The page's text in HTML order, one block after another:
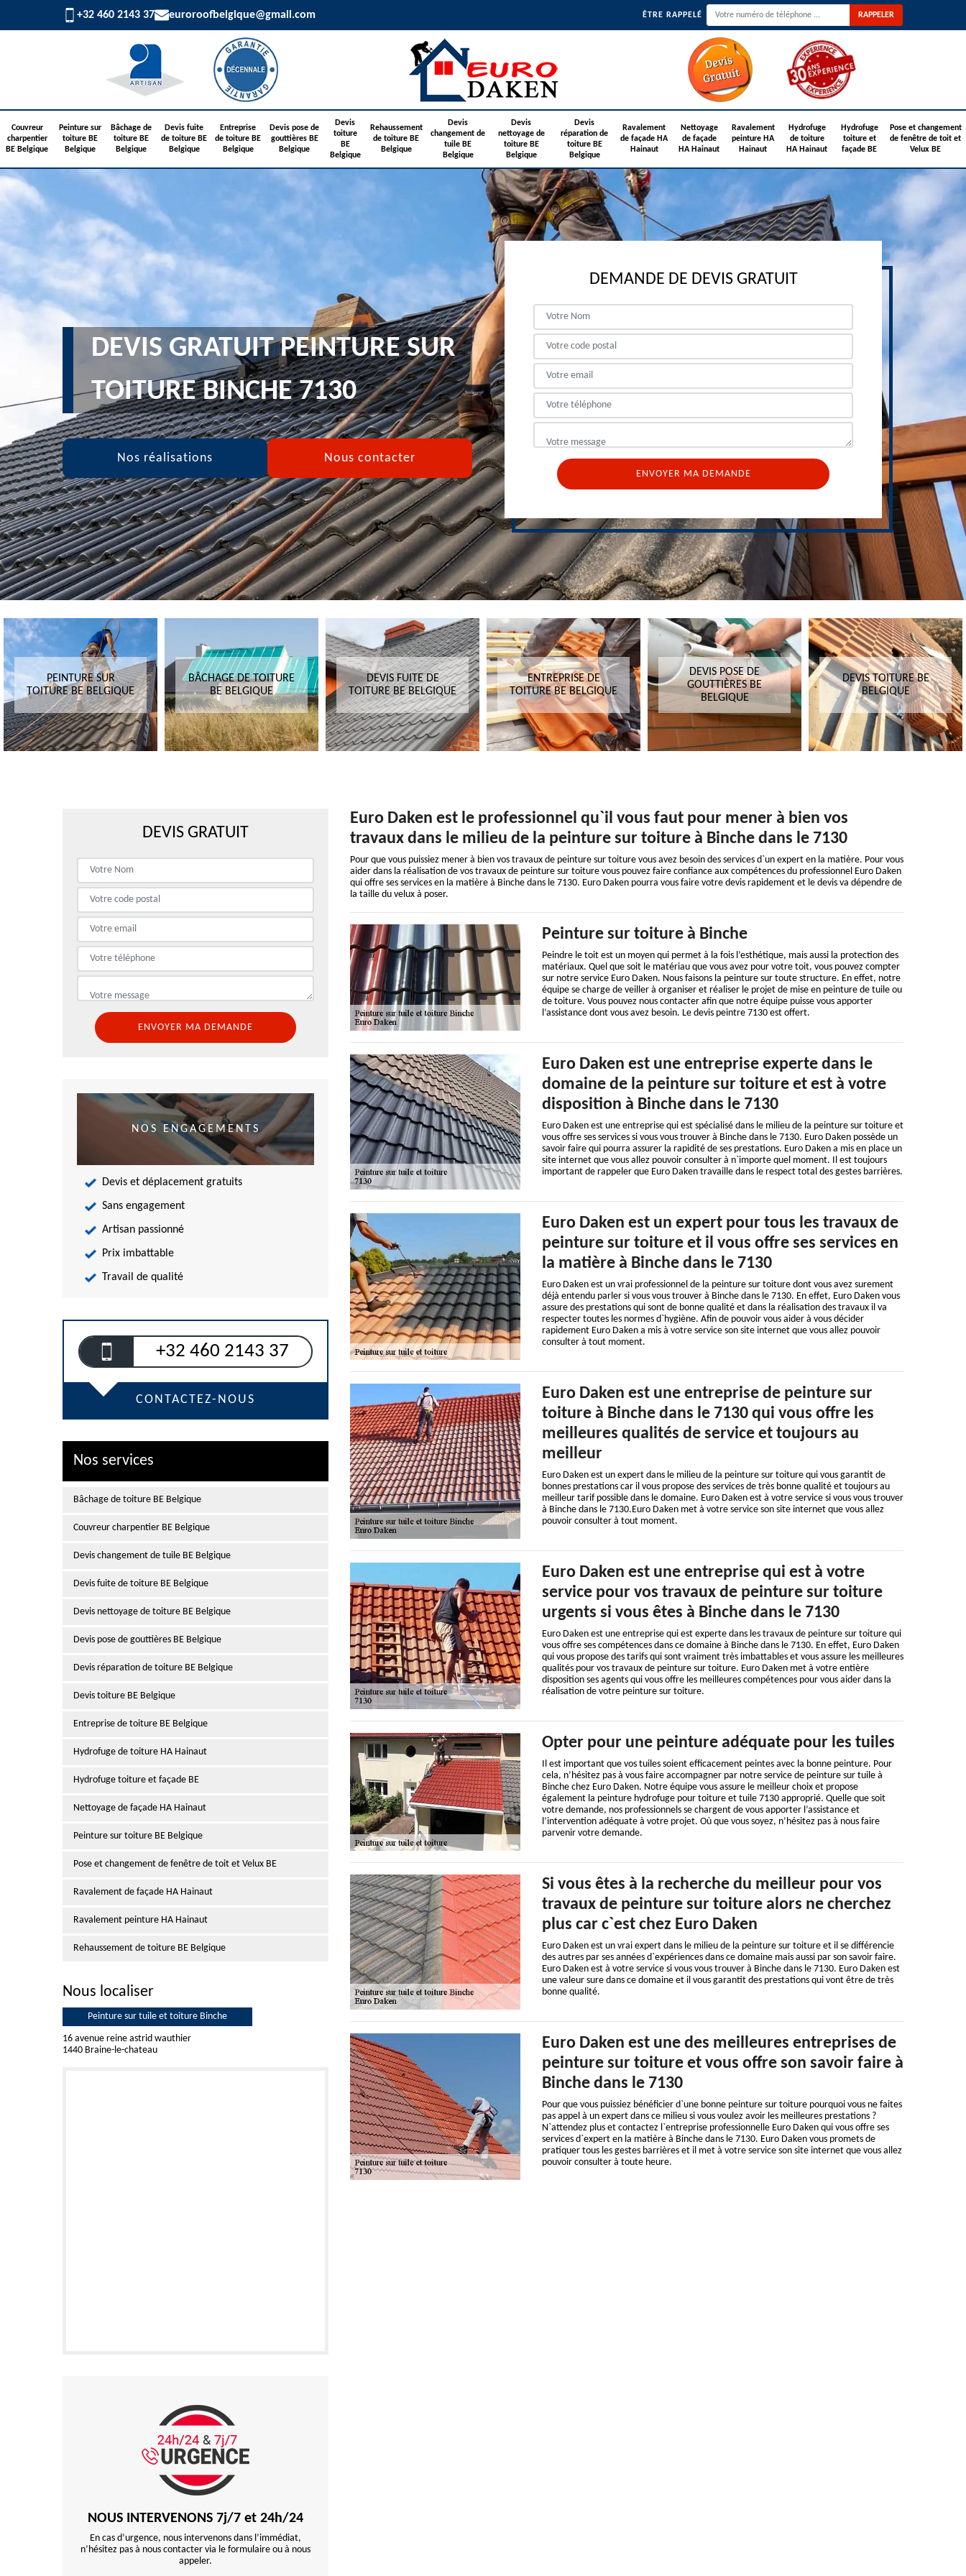
+32 460 2143 37 euroroofbelgique@gmail.com ÊTRE RAPPELÉ
Couvreur
charpentier
BE Belgique
Peinture sur
toiture BE
Belgique
Bâchage de
toiture BE
Belgique
Devis fuite
de toiture BE
Belgique
Entreprise
de toiture BE
Belgique
Devis pose de
gouttières BE
Belgique
Devis
toiture
BE
Belgique
Rehaussement
de toiture BE
Belgique
Devis
changement de
tuile BE
Belgique
Devis
nettoyage de
toiture BE
Belgique
Devis
réparation de
toiture BE
Belgique
Ravalement
de façade HA
Hainaut
Nettoyage
de façade
HA Hainaut
Ravalement
peinture HA
Hainaut
Hydrofuge
de toiture
HA Hainaut
Hydrofuge
toiture et
façade BE
Pose et changement
de fenêtre de toit et
Velux BE
DEVIS GRATUIT PEINTURE SUR
TOITURE BINCHE 7130
Nos réalisations Nous contacter
DEMANDE DE DEVIS GRATUIT
PEINTURE SUR
TOITURE BE BELGIQUE
BÂCHAGE DE TOITURE
BE BELGIQUE
DEVIS FUITE DE
TOITURE BE BELGIQUE
ENTREPRISE DE
TOITURE BE BELGIQUE
DEVIS POSE DE
GOUTTIÈRES BE
BELGIQUE
DEVIS TOITURE BE
BELGIQUE
DEVIS GRATUIT
NOS ENGAGEMENTS
Devis et déplacement gratuits
Sans engagement
Artisan passionné
Prix imbattable
Travail de qualité
+32 460 2143 37
CONTACTEZ-NOUS
Nos services
Bâchage de toiture BE Belgique
Couvreur charpentier BE Belgique
Devis changement de tuile BE Belgique
Devis fuite de toiture BE Belgique
Devis nettoyage de toiture BE Belgique
Devis pose de gouttières BE Belgique
Devis réparation de toiture BE Belgique
Devis toiture BE Belgique
Entreprise de toiture BE Belgique
Hydrofuge de toiture HA Hainaut
Hydrofuge toiture et façade BE
Nettoyage de façade HA Hainaut
Peinture sur toiture BE Belgique
Pose et changement de fenêtre de toit et Velux BE
Ravalement de façade HA Hainaut
Ravalement peinture HA Hainaut
Rehaussement de toiture BE Belgique
Nous localiser
Peinture sur tuile et toiture Binche
16 avenue reine astrid wauthier
1440 Braine-le-chateau
NOUS INTERVENONS 7j/7 et 24h/24
En cas d’urgence, nous intervenons dans l’immédiat,
n’hésitez pas à nous contacter via le formulaire ou à nous
appeler.
Euro Daken est le professionnel qu`il vous faut pour mener à bien vos
travaux dans le milieu de la peinture sur toiture à Binche dans le 7130
Pour que vous puissiez mener à bien vos travaux de peinture sur toiture vous avez besoin des services d`un expert en la matière. Pour vous
aider dans la réalisation de vos travaux de peinture sur toiture vous pouvez faire confiance aux compétences du professionnel Euro Daken
qui offre ses services en la matière à Binche dans le 7130. Euro Daken pourra vous faire votre devis rapidement et le devis va dépendre de
la taille du velux à poser.
Peinture sur toiture à Binche
Peindre le toit est un moyen qui permet à la fois l’esthétique, mais aussi la protection des
matériaux. Quel que soit le matériau que vous avez pour votre toit, vous pouvez compter
sur notre service Euro Daken. Nous faisons la peinture sur toute structure. En effet, notre
équipe se charge de veiller à organiser et réaliser le projet de mise en peinture de tuile ou
de toiture. Vous pouvez nous contacter afin que notre équipe puisse vous apporter
l’assistance dont vous avez besoin. Le devis peintre 7130 est offert.
Euro Daken est une entreprise experte dans le
domaine de la peinture sur toiture et est à votre
disposition à Binche dans le 7130
Euro Daken est une entreprise qui est spécialisé dans le milieu de la peinture sur toiture et
vous offre ses services si vous vous trouver à Binche dans le 7130. Euro Daken possède un
savoir faire qui pourra assurer la rapidité de ses prestations. Euro Daken a mis en place un
site internet que vous allez pouvoir consulter à n`importe quel moment. Il est toujours
important de rappeler que Euro Daken travaille dans le respect total des gestes barrières.
Euro Daken est un expert pour tous les travaux de
peinture sur toiture et il vous offre ses services en
la matière à Binche dans le 7130
Euro Daken est un vrai professionnel de la peinture sur toiture dont vous avez surement
déjà entendu parler si vous vous trouver à Binche dans le 7130. En effet, Euro Daken vous
assure des prestations qui sont de bonne qualité et dans la réalisation des travaux il va
respecter toutes les normes d`hygiène. Afin de pouvoir vous aider à vous décider
rapidement Euro Daken a mis à votre service son site internet que vous allez pouvoir
consulter à tout moment.
Euro Daken est une entreprise de peinture sur
toiture à Binche dans le 7130 qui vous offre les
meilleures qualités de service et toujours au
meilleur
Euro Daken est un expert dans le milieu de la peinture sur toiture qui vous garantit de
bonnes prestations car il vous propose des services de très bonne qualité et toujours au
meilleur tarif possible dans le domaine. Euro Daken est à votre service si vous vous trouver
à Binche dans le 7130.Euro Daken met à votre service son site internet que vous allez
pouvoir consulter à tout moment.
Euro Daken est une entreprise qui est à votre
service pour vos travaux de peinture sur toiture
urgents si vous êtes à Binche dans le 7130
Euro Daken est une entreprise qui est experte dans les travaux de peinture sur toiture qui
vous offre ses compétences dans ce domaine à Binche dans le 7130. En effet, Euro Daken
qui vous propose des tarifs qui sont vraiment très imbattables et vous assure les meilleures
qualités pour vos travaux de peinture sur toiture. Euro Daken met à votre entière
disposition ses agents qui vous offre les meilleures compétences pour vous aider dans la
réalisation de votre peinture sur toiture.
Opter pour une peinture adéquate pour les tuiles
Il est important que vos tuiles soient efficacement peintes avec la bonne peinture. Pour
cela, n’hésitez pas à vous faire accompagner par notre service de peinture sur tuile à
Binche chez Euro Daken. Notre équipe vous assure le meilleur choix et propose
également la peinture hydrofuge pour toiture et tuile 7130 approprié. Quelle que soit
votre demande, nos professionnels se chargent de vous apporter l’assistance et
l’intervention adéquate à votre projet. Où que vous soyez, n’hésitez pas à nous faire
parvenir votre demande.
Si vous êtes à la recherche du meilleur pour vos
travaux de peinture sur toiture alors ne cherchez
plus car c`est chez Euro Daken
Euro Daken est un vrai expert dans le milieu de la peinture sur toiture et il se différencie
des autres par ses années d`expériences dans ce domaine mais aussi par son savoir faire.
Euro Daken est à votre service si vous vous trouver à Binche dans le 7130. Euro Daken est
une valeur sure dans ce domaine et il vous garantit des prestations qui vont être de très
bonne qualité.
Euro Daken est une des meilleures entreprises de
peinture sur toiture et vous offre son savoir faire à
Binche dans le 7130
Pour que vous puissiez bénéficier d`une bonne peinture sur toiture pourquoi vous ne faites
pas appel à un expert dans ce milieu si vous voulez avoir les meilleures prestations ?
N`attendez plus et contactez l`entreprise professionnelle Euro Daken qui vous offre ses
services d`expert en la matière à Binche dans le 7130. Euro Daken vous promets de
pratiquer tous les gestes barrières et il met à votre service son site internet que vous allez
pouvoir consulter à toute heure.